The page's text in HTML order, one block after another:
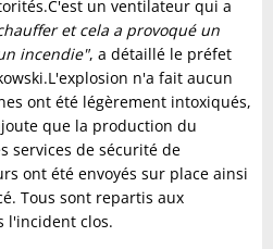
un ventilateur qui a
et cela a provoqué un
incendie", a détaillé le préfet
n'a fait aucun
ont été légèrement intoxiqués,
que la production du
services de sécurité de
ont été envoyés sur place ainsi
Tous sont repartis aux
l'incident clos.